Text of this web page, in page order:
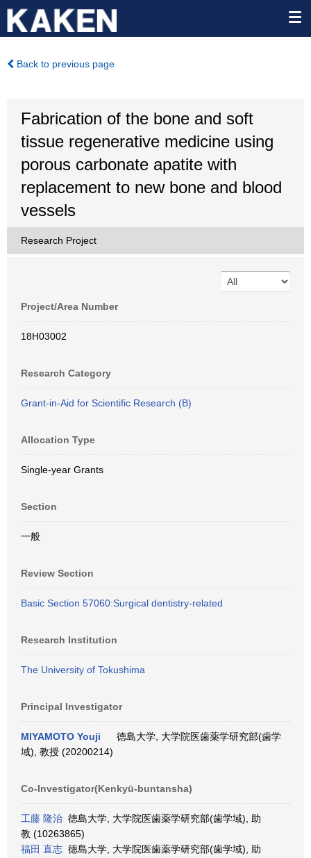
Back to previous page
Fabrication of the bone and soft
tissue regenerative medicine using
porous carbonate apatite with
replacement to new bone and blood
vessels
Research Project
Project/Area Number
18H03002
Research Category
Grant-in-Aid for Scientific Research (B)
Allocation Type
Single-year Grants
Section
一般
Review Section
Basic Section 57060:Surgical dentistry-related
Research Institution
The University of Tokushima
Principal Investigator
MIYAMOTO Youji
徳島大学, 大学院医歯薬学研究部(歯学
域), 教授 (20200214)
Co-Investigator(Kenkyū-buntansha)
工藤 隆治 徳島大学, 大学院医歯薬学研究部(歯学域), 助
教 (10263865)
福田 直志 徳島大学, 大学院医歯薬学研究部(歯学域), 助